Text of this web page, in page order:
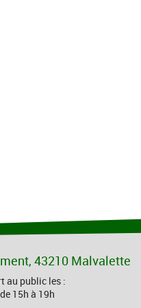
43210 Malvalette
au public les :
15h à 19h